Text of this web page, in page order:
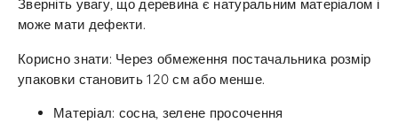
Зверніть увагу, що деревина є натуральним матеріалом і
може мати дефекти.
Корисно знати: Через обмеження постачальника розмір
упаковки становить 120 см або менше.
Матеріал: сосна, зелене просочення